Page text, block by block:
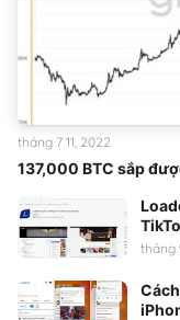
137,000 BTC sắp
tháng 7 11, 2022
tháng